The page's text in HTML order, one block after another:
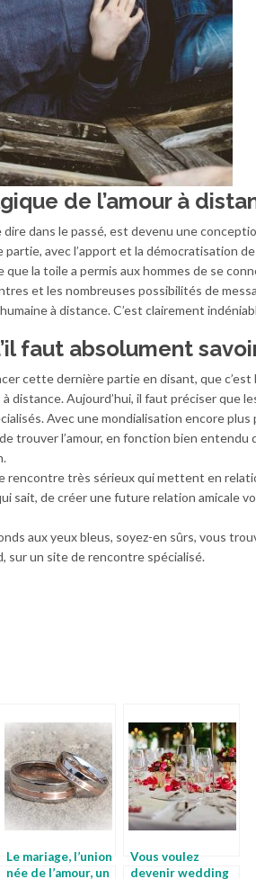
de l’amour à
dire dans le passé, est devenu une
avec l’apport et la démocratisation
la toile a permis aux hommes de se
et les nombreuses possibilités de
à distance. C’est clairement
faut absolument
cette dernière partie en disant, que c’est
distance. Aujourd’hui, il faut préciser que
Avec une mondialisation encore plus
trouver l’amour, en fonction bien entendu
rencontre très sérieux qui mettent en
sait, de créer une future relation amicale
aux yeux bleus, soyez-en sûrs, vous
sur un site de rencontre spécialisé.
Le mariage, l’union
née de l’amour, un
Vous voulez
devenir wedding